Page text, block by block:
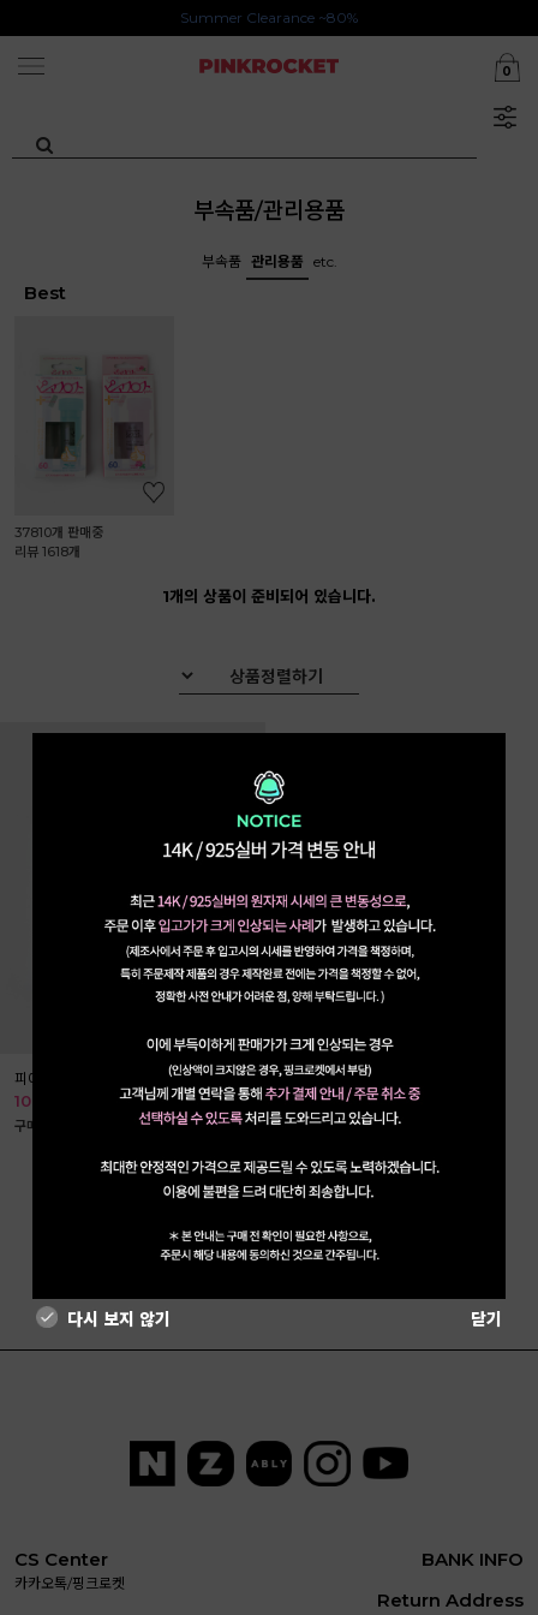
Summer Clearance ~80%
0
부속품/관리용품
부속품 관리용품 etc.
Best
37810개 판매중
리뷰 1618개
1개의 상품이 준비되어 있습니다.
피아플로스
10% 11,000
구매 37810개↑˙ 리뷰 1618개
처음 이전 1 다음 끝
CS Center
카카오톡/핑크로켓
BANK INFO
Return Address
다시 보지 않기 닫기